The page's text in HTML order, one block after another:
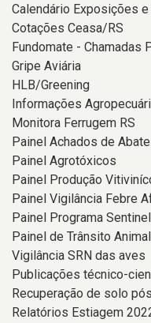
Calendário Exposições
Cotações Ceasa/RS
Fundomate - Chamadas
Gripe Aviária
HLB/Greening
Informações
Monitora Ferrugem RS
Painel Achados de Abate
Painel Agrotóxicos
Painel Produção
Painel Vigilância Febre
Painel Programa
Painel de Trânsito Animal
Vigilância SRN das aves
Publicações técnico-
Recuperação de solo
Relatórios Estiagem